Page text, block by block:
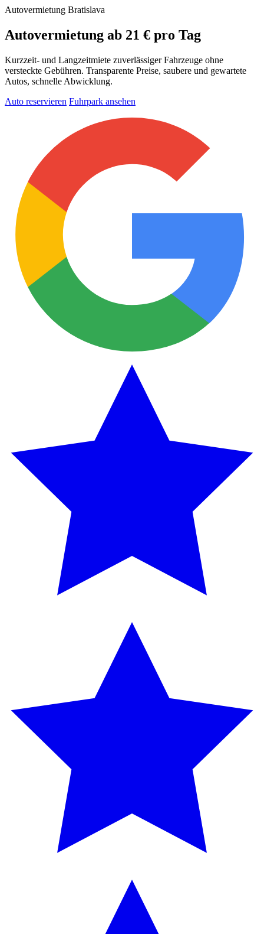
Autovermietung Bratislava
Autovermietung ab 21 € pro Tag
Kurzzeit- und Langzeitmiete zuverlässiger Fahrzeuge ohne
versteckte Gebühren. Transparente Preise, saubere und gewartete
Autos, schnelle Abwicklung.
Auto reservieren Fuhrpark ansehen